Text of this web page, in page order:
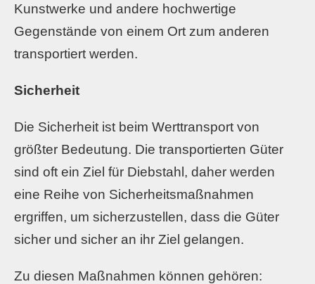
Kunstwerke und andere hochwertige
Gegenstände von einem Ort zum anderen
transportiert werden.
Sicherheit
Die Sicherheit ist beim Werttransport von
größter Bedeutung. Die transportierten Güter
sind oft ein Ziel für Diebstahl, daher werden
eine Reihe von Sicherheitsmaßnahmen
ergriffen, um sicherzustellen, dass die Güter
sicher und sicher an ihr Ziel gelangen.
Zu diesen Maßnahmen können gehören: